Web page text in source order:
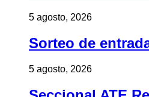
5 agosto, 2026
Sorteo de
5 agosto, 2026